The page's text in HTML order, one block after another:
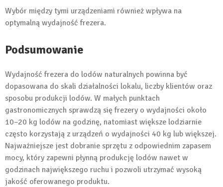
Wybór między tymi urządzeniami również wpływa na
optymalną wydajność frezera.
Podsumowanie
Wydajność frezera do lodów naturalnych powinna być
dopasowana do skali działalności lokalu, liczby klientów oraz
sposobu produkcji lodów. W małych punktach
gastronomicznych sprawdzą się frezery o wydajności około
10–20 kg lodów na godzinę, natomiast większe lodziarnie
często korzystają z urządzeń o wydajności 40 kg lub większej.
Najważniejsze jest dobranie sprzętu z odpowiednim zapasem
mocy, który zapewni płynną produkcję lodów nawet w
godzinach największego ruchu i pozwoli utrzymać wysoką
jakość oferowanego produktu.